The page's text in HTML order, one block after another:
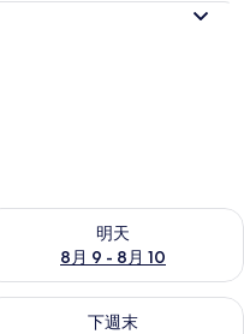
明天
8月 9 - 8月 10
明天 (8月 9 - 8月 10) 的供
況
下週末
下週末 (8月 21 - 8月 23)